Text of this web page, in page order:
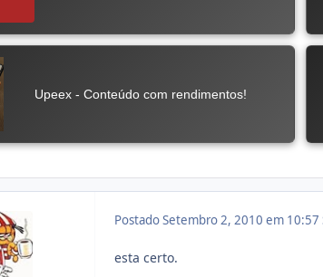
PostadoSetembro 2, 2010 em 10:57
esta certo.